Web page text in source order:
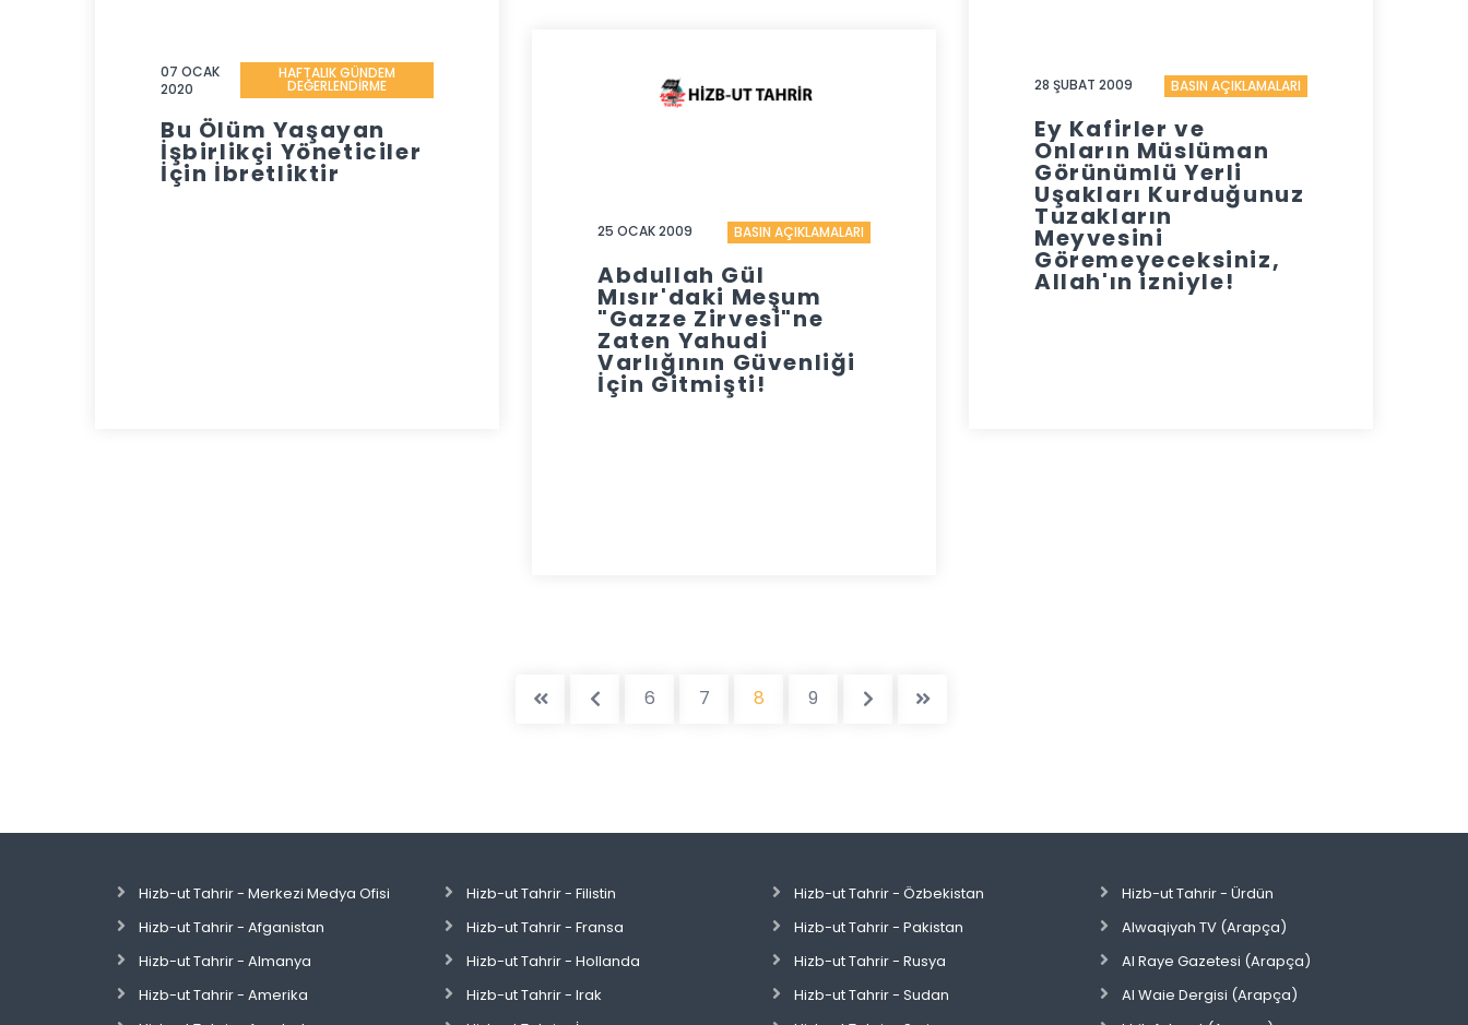
07 OCAK
2020
HAFTALIK GÜNDEM
DEĞERLENDİRME
Bu Ölüm Yaşayan
İşbirlikçi Yöneticiler
İçin İbretliktir
28 ŞUBAT 2009 BASIN AÇIKLAMALARI
Ey Kafirler ve
Onların Müslüman
Görünümlü Yerli
Uşakları Kurduğunuz
Tuzakların
Meyvesini
Göremeyeceksiniz,
Allah'ın izniyle!
25 OCAK 2009 BASIN AÇIKLAMALARI
Abdullah Gül
Mısır'daki Meşum
"Gazze Zirvesi"ne
Zaten Yahudi
Varlığının Güvenliği
İçin Gitmişti!
6 7 8 9
Hizb-ut Tahrir - Merkezi Medya Ofisi
Hizb-ut Tahrir - Afganistan
Hizb-ut Tahrir - Almanya
Hizb-ut Tahrir - Amerika
Hizb-ut Tahrir - Filistin
Hizb-ut Tahrir - Fransa
Hizb-ut Tahrir - Hollanda
Hizb-ut Tahrir - Irak
Hizb-ut Tahrir - Özbekistan
Hizb-ut Tahrir - Pakistan
Hizb-ut Tahrir - Rusya
Hizb-ut Tahrir - Sudan
Hizb-ut Tahrir - Ürdün
Alwaqiyah TV (Arapça)
Al Raye Gazetesi (Arapça)
Al Waie Dergisi (Arapça)